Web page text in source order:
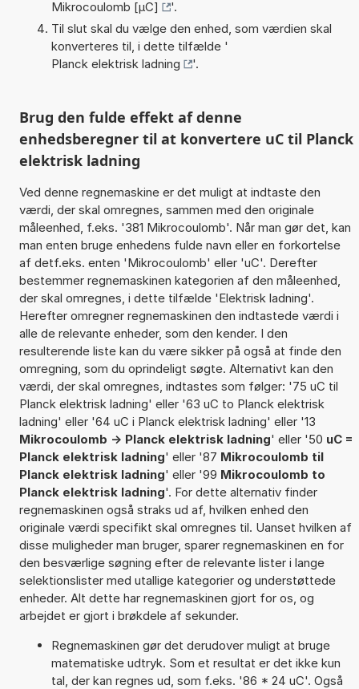
Mikrocoulomb [µC]
'.
Til slut skal du vælge den enhed, som værdien skal
konverteres til, i dette tilfælde '
Planck elektrisk ladning
'.
Brug den fulde effekt af denne
enhedsberegner til at konvertere uC til Planck
elektrisk ladning
Ved denne regnemaskine er det muligt at indtaste den
værdi, der skal omregnes, sammen med den originale
måleenhed, f.eks. '381 Mikrocoulomb'. Når man gør det, kan
man enten bruge enhedens fulde navn eller en forkortelse
af detf.eks. enten 'Mikrocoulomb' eller 'uC'. Derefter
bestemmer regnemaskinen kategorien af den måleenhed,
der skal omregnes, i dette tilfælde 'Elektrisk ladning'.
Herefter omregner regnemaskinen den indtastede værdi i
alle de relevante enheder, som den kender. I den
resulterende liste kan du være sikker på også at finde den
omregning, som du oprindeligt søgte. Alternativt kan den
værdi, der skal omregnes, indtastes som følger: '75 uC til
Planck elektrisk ladning' eller '63 uC to Planck elektrisk
ladning' eller '64 uC i Planck elektrisk ladning' eller '13
Mikrocoulomb -> Planck elektrisk ladning' eller '50 uC =
Planck elektrisk ladning' eller '87 Mikrocoulomb til
Planck elektrisk ladning' eller '99 Mikrocoulomb to
Planck elektrisk ladning'. For dette alternativ finder
regnemaskinen også straks ud af, hvilken enhed den
originale værdi specifikt skal omregnes til. Uanset hvilken af
disse muligheder man bruger, sparer regnemaskinen en for
den besværlige søgning efter de relevante lister i lange
selektionslister med utallige kategorier og understøttede
enheder. Alt dette har regnemaskinen gjort for os, og
arbejdet er gjort i brøkdele af sekunder.
Regnemaskinen gør det derudover muligt at bruge
matematiske udtryk. Som et resultat er det ikke kun
tal, der kan regnes ud, som f.eks. '86 * 24 uC'. Også